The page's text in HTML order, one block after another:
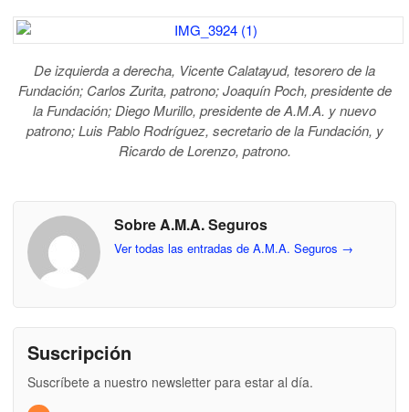
De izquierda a derecha, Vicente Calatayud, tesorero de la
Fundación; Carlos Zurita, patrono; Joaquín Poch, presidente de
la Fundación; Diego Murillo, presidente de A.M.A. y nuevo
patrono; Luis Pablo Rodríguez, secretario de la Fundación, y
Ricardo de Lorenzo, patrono.
Sobre A.M.A. Seguros
Ver todas las entradas de A.M.A. Seguros →
Suscripción
Suscríbete a nuestro newsletter para estar al día.